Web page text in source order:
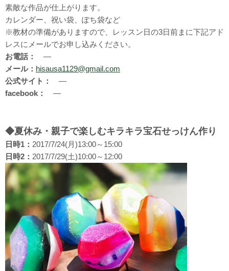
素敵な作品が仕上がります。
カレンダー、祝い袋、ぽち袋など
※教材の準備がありますので、レッスン日の3日前まに下記アド
レスにメールでお申し込みください。
お電話：
―
メール： hisausa1129@gmail.com
公式サイト：
―
facebook：
―
◆夏休み・親子で楽しむキラキラ宝石せっけん作り
日時1： 2017/7/24(月)13:00～15:00
日時2： 2017/7/29(土)10:00～12:00